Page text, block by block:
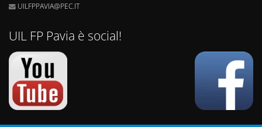
UILFPPAVIA@PEC.IT
UIL FP Pavia è social!